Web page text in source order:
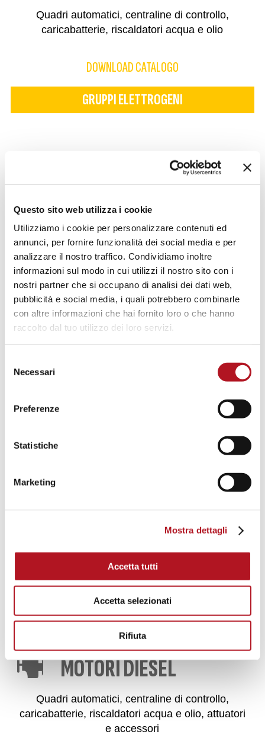
Questo sito web utilizza i cookie
Utilizziamo i cookie per personalizzare contenuti ed
annunci, per fornire funzionalità dei social media e per
analizzare il nostro traffico. Condividiamo inoltre
informazioni sul modo in cui utilizzi il nostro sito con i
nostri partner che si occupano di analisi dei dati web,
pubblicità e social media, i quali potrebbero combinarle
con altre informazioni che hai fornito loro o che hanno
raccolto dal tuo utilizzo dei loro servizi.
delNecessari
Preferenze
Statistiche
Marketing
Mostra dettagli
Accetta tutti
Accetta selezionati
Rifiuta
Quadri automatici, centraline di controllo,
caricabatterie, riscaldatori acqua e olio
DOWNLOAD CATALOGO
GRUPPI ELETTROGENI
MOTOPOMPE
IRRIGAZIONE
Centraline di controllo locale e via modem,
centraline di regolazione pressione pompa,
attuatori e accessori
DOWNLOAD CATALOGO
MOTOPOMPE IRRIGAZIONE
Quadri automatici per motopompa diesel e
elettropompa, centraline di controllo,
DOWNLOAD CATALOGO
GRUPPI ANTINCENDIO
MOTORI DIESEL
Quadri automatici, centraline di controllo,
caricabatterie, riscaldatori acqua e olio, attuatori
e accessori